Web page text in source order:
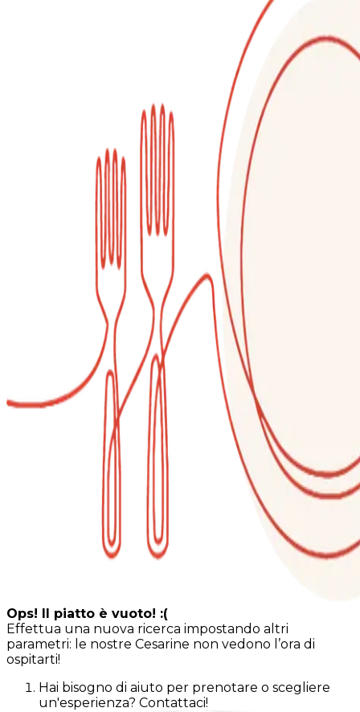
Ops! Il piatto è vuoto! :(
Effettua una nuova ricerca impostando altri
parametri: le nostre Cesarine non vedono l’ora di
ospitarti!
Hai bisogno di aiuto per prenotare o scegliere
un'esperienza? Contattaci!